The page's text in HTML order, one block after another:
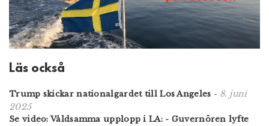
Läs också
Trump skickar nationalgardet till Los Angeles - 8. juni
2025
Se video: Våldsamma upplopp i LA: - Guvernören lyfte